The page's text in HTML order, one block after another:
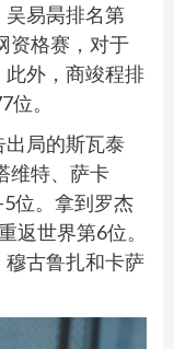
易昺排名第
资格赛，对于
外，商竣程排
。
局的斯瓦泰
维特、萨卡
位。拿到罗杰
返世界第6位。
古鲁扎和卡萨